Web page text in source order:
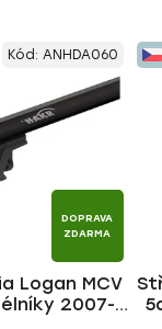
n
í
o
d
u
k
t
DOPRAVA
ZDARMA
Logan MCV
2007-
Kód: ANHDA060